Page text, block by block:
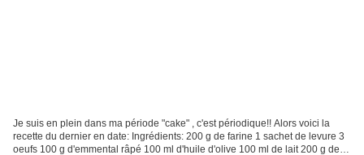
Je suis en plein dans ma période "cake" , c'est périodique!! Alors voici la
recette du dernier en date: Ingrédients: 200 g de farine 1 sachet de levure 3
oeufs 100 g d'emmental râpé 100 ml d'huile d'olive 100 ml de lait 200 g de